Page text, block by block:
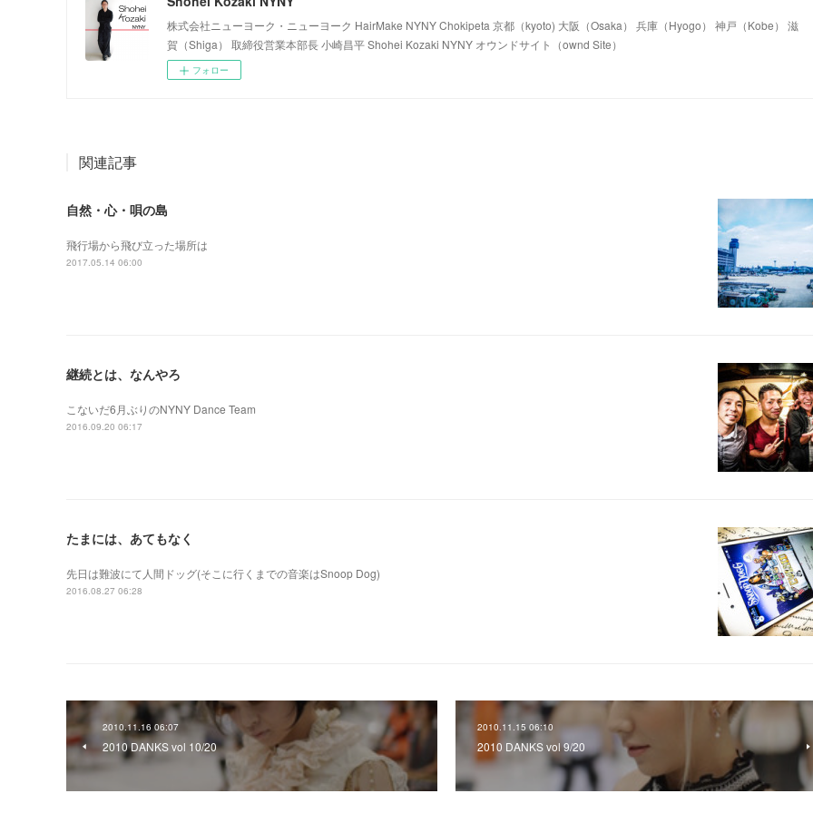
株式会社ニューヨーク・ニューヨーク HairMake NYNY Chokipeta 京都（kyoto) 大阪（Osaka） 兵庫（Hyogo） 神戸（Kobe） 滋
賀（Shiga） 取締役営業本部長 小崎昌平 Shohei Kozaki NYNY オウンドサイト（ownd Site）
フォロー
関連記事
自然・心・唄の島
飛行場から飛び立った場所は
2017.05.14 06:00
継続とは、なんやろ
こないだ6月ぶりのNYNY Dance Team
2016.09.20 06:17
たまには、あてもなく
先日は難波にて人間ドッグ(そこに行くまでの音楽はSnoop Dog)
2016.08.27 06:28
2010.11.16 06:07
2010 DANKS vol 10/20
2010.11.15 06:10
2010 DANKS vol 9/20